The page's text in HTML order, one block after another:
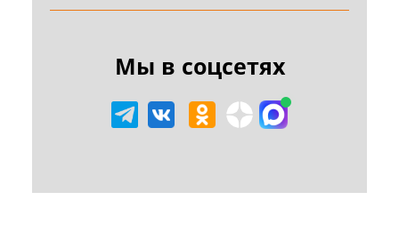
Мы в соцсетях